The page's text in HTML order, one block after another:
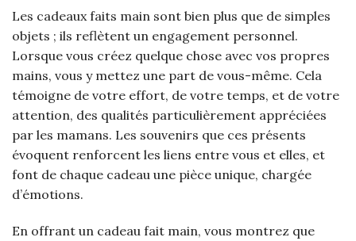
Les cadeaux faits main sont bien plus que de simples
objets ; ils reflètent un engagement personnel.
Lorsque vous créez quelque chose avec vos propres
mains, vous y mettez une part de vous-même. Cela
témoigne de votre effort, de votre temps, et de votre
attention, des qualités particulièrement appréciées
par les mamans. Les souvenirs que ces présents
évoquent renforcent les liens entre vous et elles, et
font de chaque cadeau une pièce unique, chargée
d’émotions.
En offrant un cadeau fait main, vous montrez que